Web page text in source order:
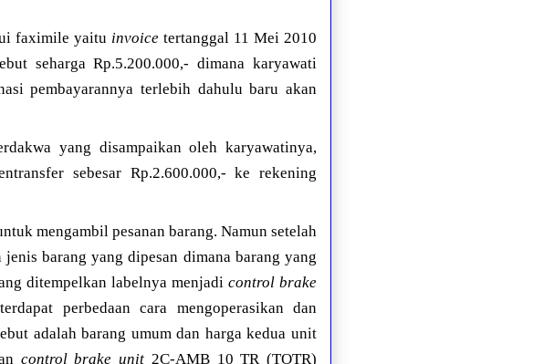
faximile yaitu invoicetertanggal 11 Mei 2010
seharga Rp.5.200.000,- dimana karyawati
pembayarannya terlebih dahulu baru akan
yang disampaikan oleh karyawatinya,
sebesar Rp.2.600.000,- ke rekening
mengambil pesanan barang. Namun setelah
barang yang dipesan dimana barang yang
ditempelkan labelnya menjadicontrol brake
perbedaan cara mengoperasikan dan
adalah barang umum dan harga kedua unit
control brake unit 2C-AMB 10 TR (TOTR)